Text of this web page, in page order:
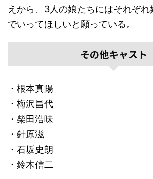
えから、3人の娘たちにはそれぞ
でいってほしいと願っている。
その他キャスト
・根本真陽
・梅沢昌代
・柴田浩味
・針原滋
・石坂史朗
・鈴木信二